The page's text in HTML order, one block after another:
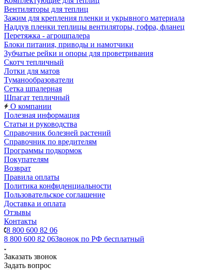
Вентиляторы для теплиц
Зажим для крепления пленки и укрывного материала
Наддув пленки теплицы вентиляторы, гофра, фланец
Перетяжка - агрошпалера
Блоки питания, приводы и намотчики
Зубчатые рейки и опоры для проветривания
Скотч тепличный
Лотки для матов
Туманообразователи
Сетка шпалерная
Шпагат тепличный
О компании
Полезная информация
Статьи и руководства
Справочник болезней растений
Справочник по вредителям
Программы подкормок
Покупателям
Возврат
Правила оплаты
Политика конфиденциальности
Пользовательское соглашение
Доставка и оплата
Отзывы
Контакты
8 800 600 82 06
8 800 600 82 06Звонок по РФ бесплатный
Заказать звонок
Задать вопрос